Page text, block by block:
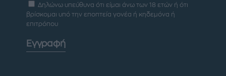
Δηλώνω υπεύθυνα ότι είμαι άνω των 18 ετών ή ότι
βρίσκομαι υπό την εποπτεία γονέα ή κηδεμόνα ή
επιτρόπου
Εγγραφή